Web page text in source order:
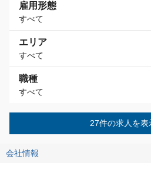
雇用形態
すべて
エリア
すべて
職種
すべて
27件の求人を表
会社情報